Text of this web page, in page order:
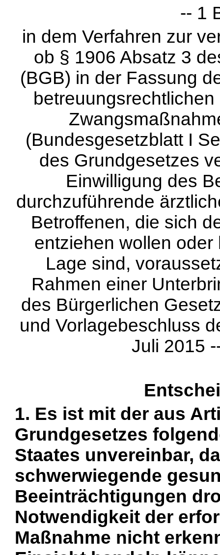
-- 1
in dem Verfahren zur
ob § 1906 Absatz 3
(BGB) in der Fassung
(Bundesgesetzblatt I
des Grundgesetzes
Einwilligung des
durchzuführende
Betroffenen, die sich
entziehen wollen
Lage sind,
Rahmen einer
des Bürgerlichen
und Vorlagebeschluss
Juli 2015
1. Es ist mit der aus
Grundgesetzes
Staates unvereinbar,
schwerwiegende
Beeinträchtigungen
Notwendigkeit der
Maßnahme nicht